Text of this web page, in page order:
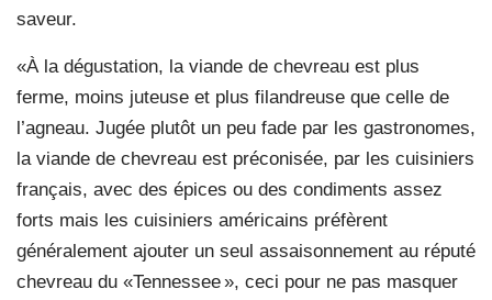
saveur.
«À la dégustation, la viande de chevreau est plus
ferme, moins juteuse et plus filandreuse que celle de
l’agneau. Jugée plutôt un peu fade par les gastronomes,
la viande de chevreau est préconisée, par les cuisiniers
français, avec des épices ou des condiments assez
forts mais les cuisiniers américains préfèrent
généralement ajouter un seul assaisonnement au réputé
chevreau du «Tennessee », ceci pour ne pas masquer